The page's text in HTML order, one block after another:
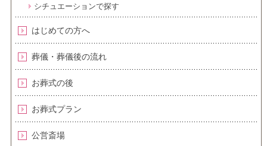
シチュエーションで探す
はじめての方へ
葬儀・葬儀後の流れ
お葬式の後
お葬式プラン
公営斎場